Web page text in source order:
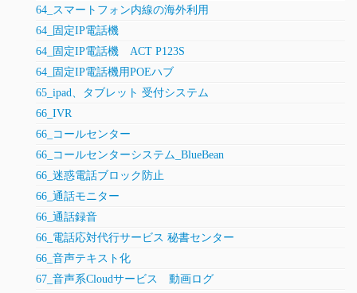
64_スマートフォン内線の海外利用
64_固定IP電話機
64_固定IP電話機 ACT P123S
64_固定IP電話機用POEハブ
65_ipad、タブレット 受付システム
66_IVR
66_コールセンター
66_コールセンターシステム_BlueBean
66_迷惑電話ブロック防止
66_通話モニター
66_通話録音
66_電話応対代行サービス 秘書センター
66_音声テキスト化
67_音声系Cloudサービス 動画ログ